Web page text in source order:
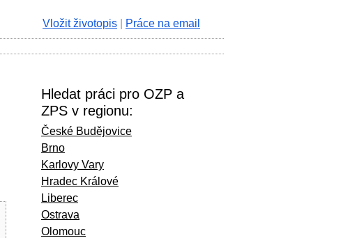
Hledat práci pro OZP a
ZPS v regionu:
České Budějovice
Brno
Karlovy Vary
Hradec Králové
Liberec
Ostrava
Olomouc
Vložit životopis Práce na email